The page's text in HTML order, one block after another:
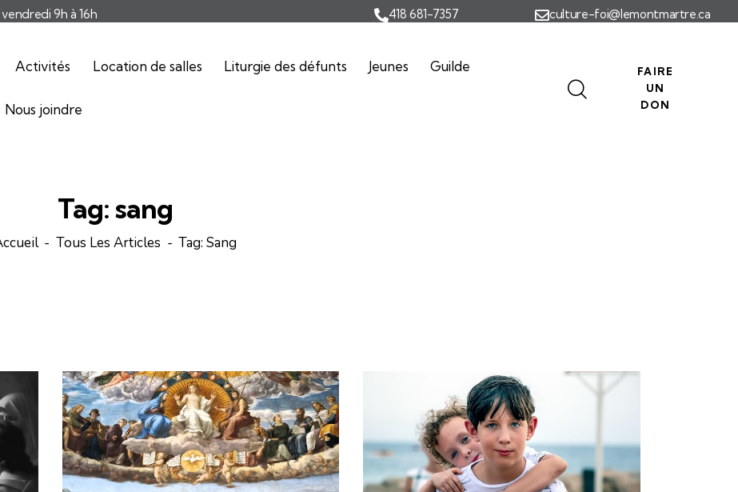
vendredi 9h à 16h 418 681-7357 culture-foi@lemontmartre.ca
Activités Location de salles Liturgie des défunts Jeunes Guilde
Nous joindre
FAIRE
UN
DON
Tag: sang
Tous Les Articles Tag: Sang